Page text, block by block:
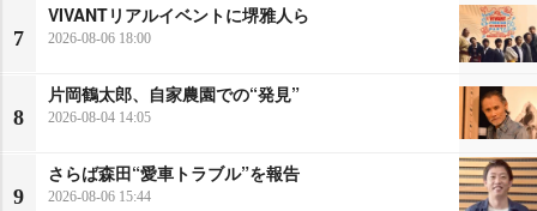
7
VIVANTリアルイベントに堺雅人ら
2026-08-06 18:00
8
片岡鶴太郎、自家農園での“発見”
2026-08-04 14:05
9
さらば森田“愛車トラブル”を報告
2026-08-06 15:44